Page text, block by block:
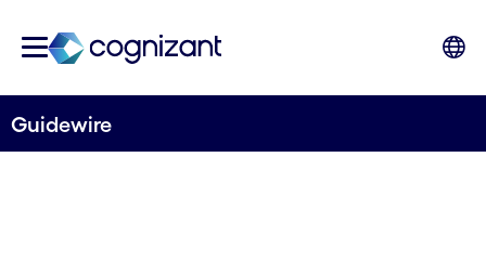
Guidewire